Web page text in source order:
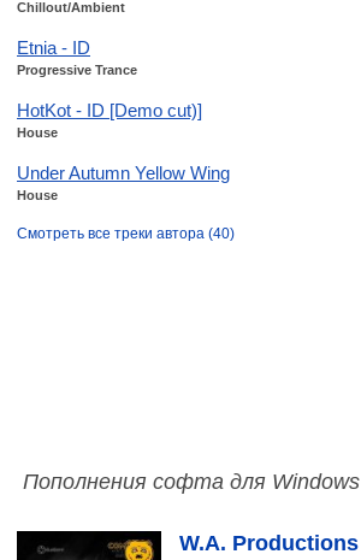
Chillout/Ambient
Etnia - ID
Progressive Trance
HotKot - ID [Demo cut)]
House
Under Autumn Yellow Wing
House
Смотреть все треки автора (40)
Пополнения софта для Windows
W.A. Productions